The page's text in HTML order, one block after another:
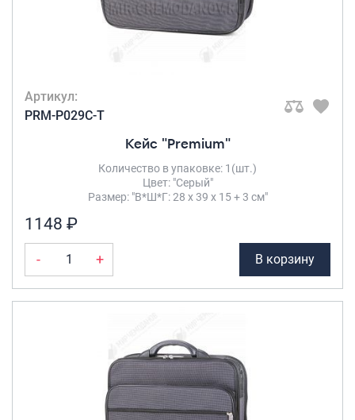
Артикул:
PRM-P029C-T
Кейс "Premium"
Количество в упаковке: 1(шт.)
Цвет: "Серый"
Размер: "В*Ш*Г: 28 х 39 х 15 + 3 см"
1148 ₽
- + В корзину